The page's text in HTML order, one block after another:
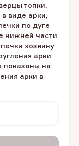
топки.
виде арки,
по дуге
нижней части
хозяину
арки
показаны на
арки в